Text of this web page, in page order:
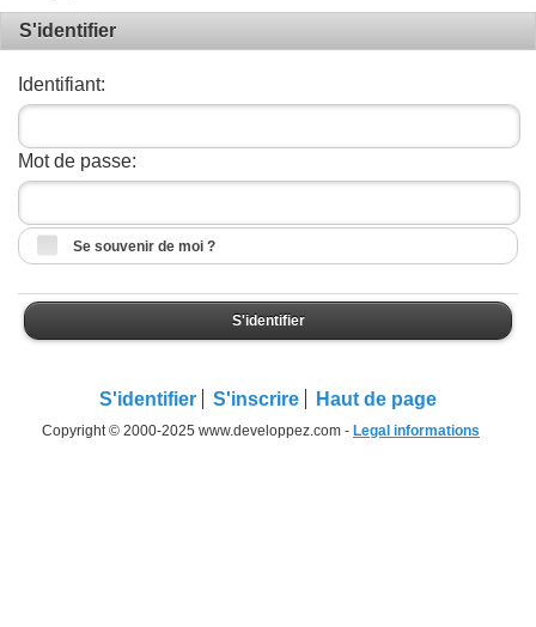
S'identifier
Identifiant:
Mot de passe:
Se souvenir de moi ?
S'identifier
S'identifier S'inscrire Haut de page
Copyright © 2000-2025 www.developpez.com - Legal informations